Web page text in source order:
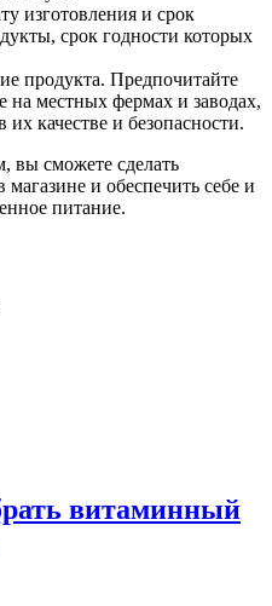
изготовления и срок
срок годности которых
продукта. Предпочитайте
на местных фермах и заводах,
качестве и безопасности.
вы сможете сделать
и обеспечить себе и
питание.
витаминный